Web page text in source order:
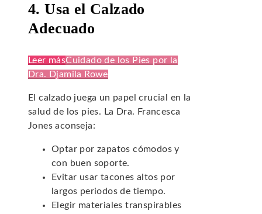
4. Usa el Calzado
Adecuado
Leer másCuidado de los Pies por la
Dra. Djamila Rowe
El calzado juega un papel crucial en la
salud de los pies. La Dra. Francesca
Jones aconseja:
Optar por zapatos cómodos y
con buen soporte.
Evitar usar tacones altos por
largos periodos de tiempo.
Elegir materiales transpirables